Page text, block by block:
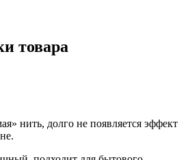
товара
нить, долго не появляется эффект